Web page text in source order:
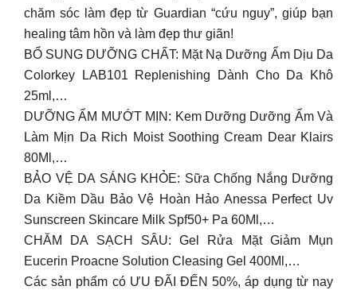
chăm sóc làm đẹp từ Guardian “cứu nguy”, giúp bạn
healing tâm hồn và làm đẹp thư giãn! ​
BỔ SUNG DƯỠNG CHẤT: Mặt Nạ Dưỡng Ẩm Dịu Da
Colorkey LAB101 Replenishing Dành Cho Da Khô
25ml,…​
DƯỠNG ẨM MƯỚT MỊN: Kem Dưỡng Dưỡng Ẩm Và
Làm Mịn Da Rich Moist Soothing Cream Dear Klairs
80Ml,…​
BẢO VỆ DA SÁNG KHỎE: Sữa Chống Nắng Dưỡng
Da Kiềm Dầu Bảo Vệ Hoàn Hảo Anessa Perfect Uv
Sunscreen Skincare Milk Spf50+ Pa 60Ml,…​
CHĂM DA SẠCH SÂU: Gel Rửa Mặt Giảm Mụn
Eucerin Proacne Solution Cleasing Gel 400Ml,…​
Các sản phẩm có ƯU ĐÃI ĐẾN 50%, áp dụng từ nay